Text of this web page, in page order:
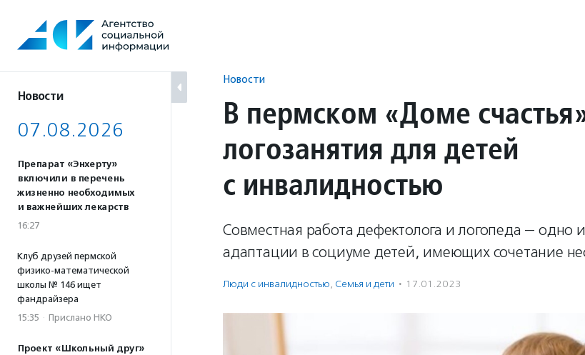
содержанию
Новости
07.08.2026
Препарат «Энхерту»
включили в перечень
жизненно необходимых
и важнейших лекарств
16:27
Клуб друзей пермской
физико-математической
школы № 146 ищет
фандрайзера
15:35 · Прислано НКО
Проект «Школьный друг»
Новости
В пермском «Доме
логозанятия для детей
с инвалидностью
Совместная работа дефектолога и логопеда — одно
адаптации в социуме детей, имеющих сочетание
Люди с инвалидностью, Семья и дети · 17.01.2023